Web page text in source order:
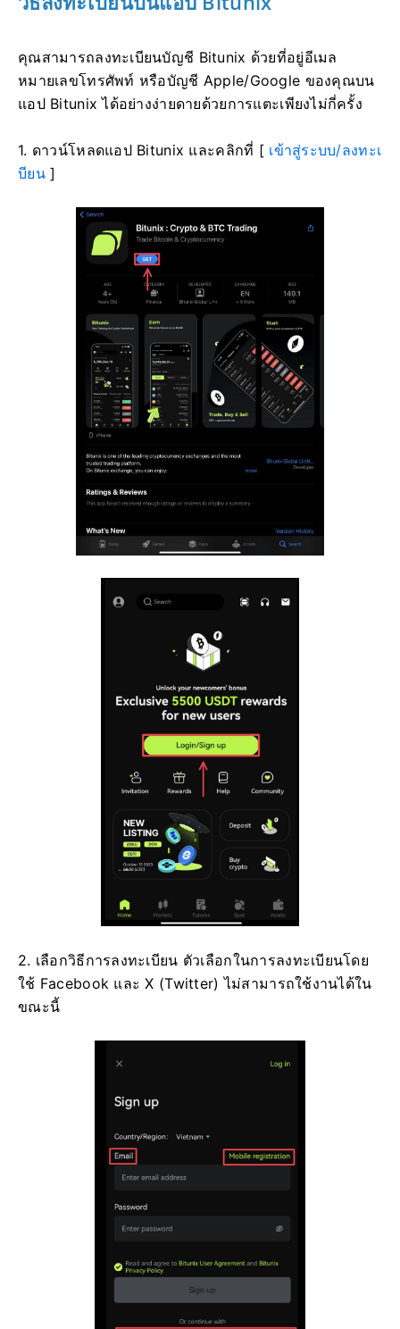
คุณสามารถลงทะเบียนบัญชี Bitunix ด้วยที่อยู่อีเมล
หมายเลขโทรศัพท์ หรือบัญชี Apple/Google ของคุณบน
แอป Bitunix ได้อย่างง่ายดายด้วยการแตะเพียงไม่กี่ครั้ง
1. ดาวน์โหลดแอป Bitunix และคลิกที่ [ เข้าสู่ระบบ/ลงทะเ
บียน]
2. เลือกวิธีการลงทะเบียน ตัวเลือกในการลงทะเบียนโดย
ใช้ Facebook และ X (Twitter) ไม่สามารถใช้งานได้ใน
ขณะนี้